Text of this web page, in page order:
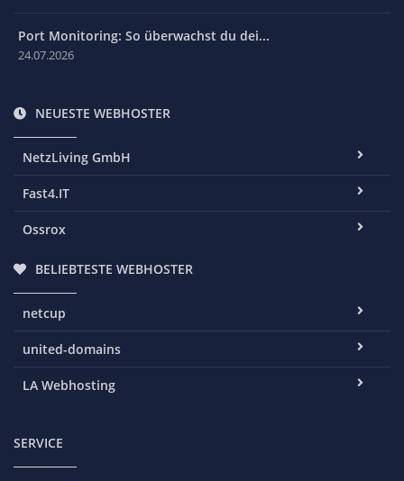
Port Monitoring: So überwachst du dei...
24.07.2026
NEUESTE WEBHOSTER
NetzLiving GmbH
Fast4.IT
Ossrox
BELIEBTESTE WEBHOSTER
netcup
united-domains
LA Webhosting
SERVICE